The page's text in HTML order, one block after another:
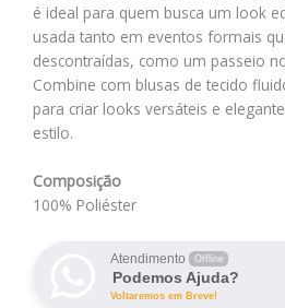
é ideal para quem busca um look
usada tanto em eventos formais
descontraídas, como um passeio
Combine com blusas de tecido
para criar looks versáteis e
estilo.
Composição
100% Poliéster
Atendimento Offline
Podemos Ajuda?
Voltaremos em Breve!